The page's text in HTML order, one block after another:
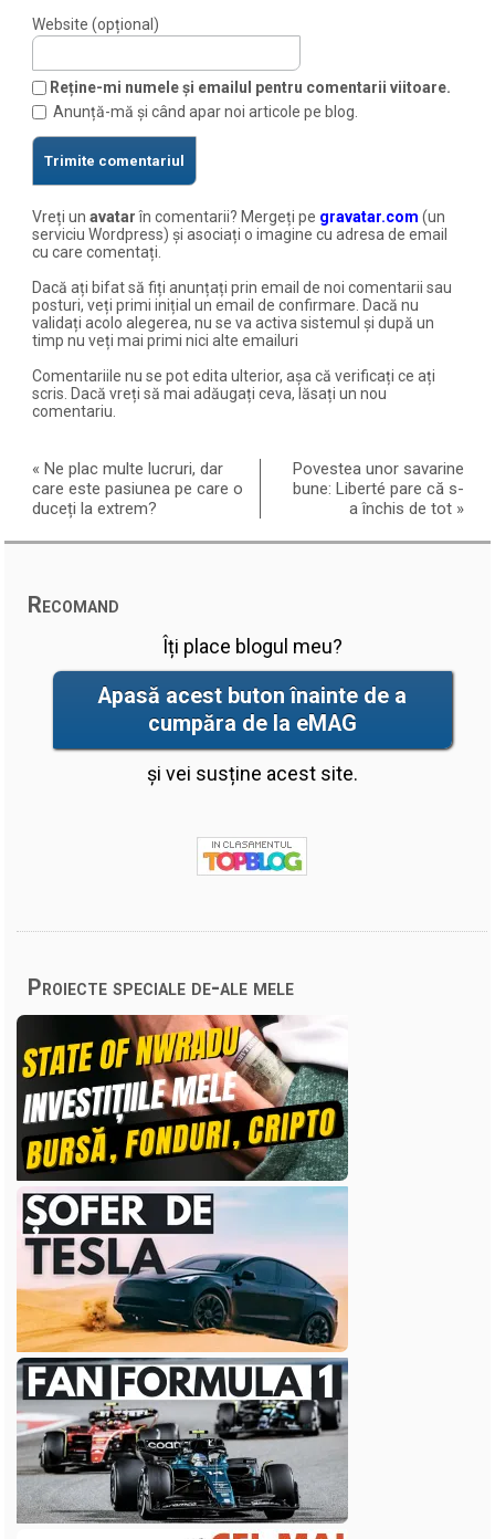
Website (opțional)
Reține-mi numele și emailul pentru comentarii viitoare.
Anunță-mă și când apar noi articole pe blog.
Vreți unavatarîn comentarii? Mergeți pe gravatar.com (un
serviciu Wordpress) și asociați o imagine cu adresa de email
cu care comentați.
Dacă ați bifat să fiți anunțați prin email de noi comentarii sau
posturi, veți primi inițial un email de confirmare. Dacă nu
validați acolo alegerea, nu se va activa sistemul și după un
timp nu veți mai primi nici alte emailuri
Comentariile nu se pot edita ulterior, așa că verificați ce ați
scris. Dacă vreți să mai adăugați ceva, lăsați un nou
comentariu.
«Ne plac multe lucruri, dar
care este pasiunea pe care o
duceți la extrem?
Povestea unor savarine
bune: Liberté pare că s-
a închis de tot »
Recomand
Îți place blogul meu?
Apasă acest buton înainte de a
cumpăra de la eMAG
și vei susține acest site.
Proiecte speciale de-ale mele